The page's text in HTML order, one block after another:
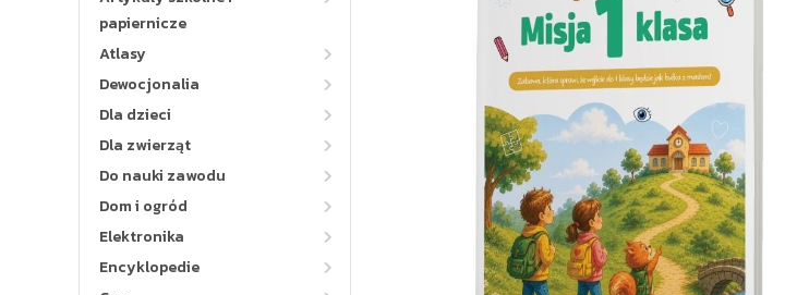
papiernicze
Atlasy
Dewocjonalia
Dla dzieci
Dla zwierząt
Do nauki zawodu
Dom i ogród
Elektronika
Encyklopedie